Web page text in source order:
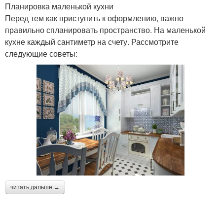
Планировка маленькой кухни
Перед тем как приступить к оформлению, важно
правильно спланировать пространство. На маленькой
кухне каждый сантиметр на счету. Рассмотрите
следующие советы:
читать дальше →